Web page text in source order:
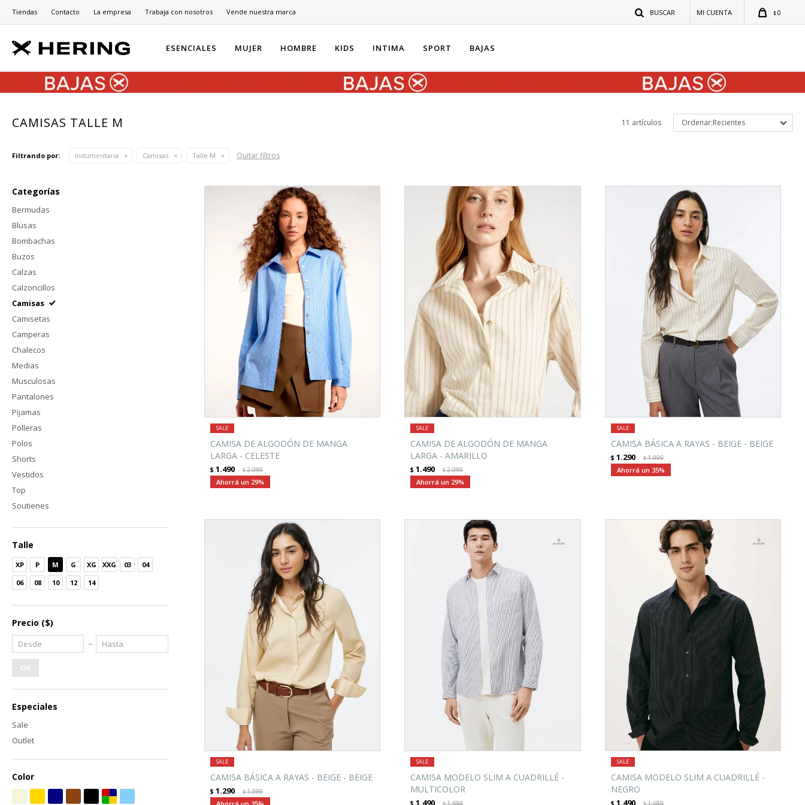
ESENCIALES MUJER HOMBRE KIDS INTIMA SPORT BAJAS
$0
Tiendas Contacto La empresa Trabaja con nosotros Vende nuestra marca
CAMISAS TALLE M 11 artículos Recientes
Filtrando por: Indumentaria Camisas Talle M Quitar filtros
CAMISA DE ALGODÓN DE MANGA
LARGA - CELESTE
$ 1.490 $2.099
29
CAMISA DE ALGODÓN DE MANGA
LARGA - AMARILLO
$ 1.490 $2.099
29
CAMISA BÁSICA A RAYAS - BEIGE - BEIGE
$ 1.290 $1.999
35
CAMISA BÁSICA A RAYAS - BEIGE - BEIGE
$ 1.290 $1.999
CAMISA MODELO SLIM A CUADRILLÉ -
MULTICOLOR
1.490 $
CAMISA MODELO SLIM A CUADRILLÉ -
NEGRO
1.490 $
Categorías
Bermudas
Blusas
Bombachas
Buzos
Calzas
Calzoncillos
Camisas
Camisetas
Camperas
Chalecos
Medias
Musculosas
Pantalones
Pijamas
Polleras
Polos
Shorts
Vestidos
Top
Soutienes
Talle
XP P M G XG XXG 03
04
06
08 10 12 14
Precio ($)
OK
Especiales
Sale
Outlet
Color